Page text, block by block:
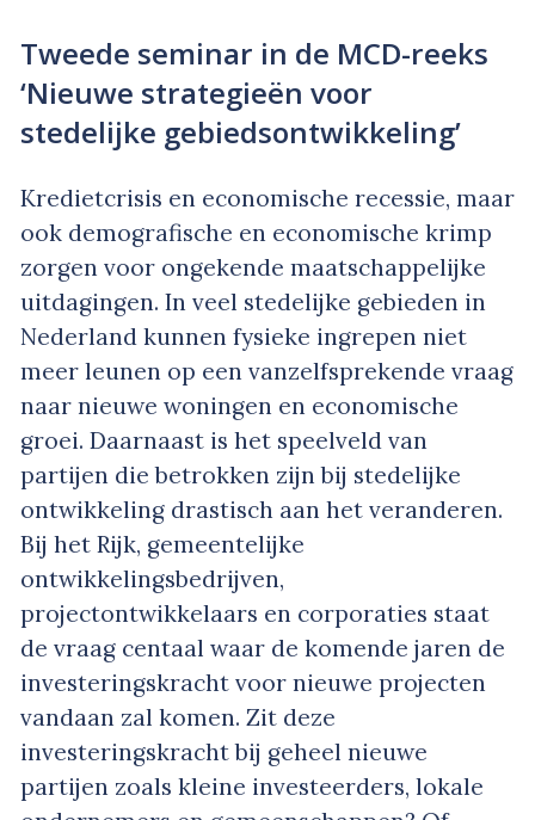
Tweede seminar in de MCD-reeks
‘Nieuwe strategieën voor
stedelijke gebiedsontwikkeling’
Kredietcrisis en economische recessie, maar
ook demografische en economische krimp
zorgen voor ongekende maatschappelijke
uitdagingen. In veel stedelijke gebieden in
Nederland kunnen fysieke ingrepen niet
meer leunen op een vanzelfsprekende vraag
naar nieuwe woningen en economische
groei. Daarnaast is het speelveld van
partijen die betrokken zijn bij stedelijke
ontwikkeling drastisch aan het veranderen.
Bij het Rijk, gemeentelijke
ontwikkelingsbedrijven,
projectontwikkelaars en corporaties staat
de vraag centaal waar de komende jaren de
investeringskracht voor nieuwe projecten
vandaan zal komen. Zit deze
investeringskracht bij geheel nieuwe
partijen zoals kleine investeerders, lokale